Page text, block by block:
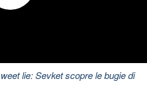
lie: Sevket scopre le bugie di